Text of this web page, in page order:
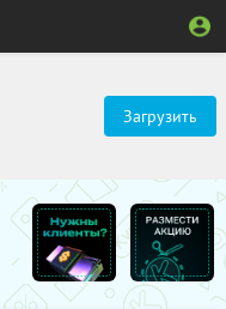
Загрузить